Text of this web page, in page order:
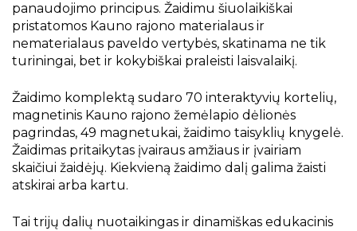
Teikiamos paslaugos
Mėnesio veiklų planas
Bibliotekos istorija
Vizija, misija, tikslai
Apdovanojimai
Projektai
Edukacijos vaikams
Būreliai ir klubai
Sensorinis kambarys
Virtualios edukacijos
Renginių transliacijos
Vaizdo įrašai
Bibliotekos
Ekspozicija Sausio 13-osios įvykiams
Sitkūnuose atminti
Stalo žaidimas „Literatūrinis kelias“
Kraštiečiai
Kauno rajonas spaudoje
Elektroninis kraštotyros katalogas
panaudojimo principus. Žaidimu šiuolaikiškai
pristatomos Kauno rajono materialaus ir
nematerialaus paveldo vertybės, skatinama ne tik
turiningai, bet ir kokybiškai praleisti laisvalaikį.
Žaidimo komplektą sudaro 70 interaktyvių kortelių,
magnetinis Kauno rajono žemėlapio dėlionės
pagrindas, 49 magnetukai, žaidimo taisyklių knygelė.
Žaidimas pritaikytas įvairaus amžiaus ir įvairiam
skaičiui žaidėjų. Kiekvieną žaidimo dalį galima žaisti
atskirai arba kartu.
Tai trijų dalių nuotaikingas ir dinamiškas edukacinis